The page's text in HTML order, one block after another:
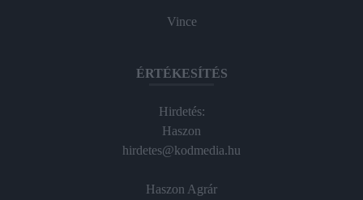
Vince
ÉRTÉKESÍTÉS
Hirdetés:
Haszon
hirdetes@kodmedia.hu
Haszon Agrár